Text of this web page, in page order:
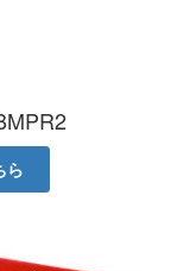
ら